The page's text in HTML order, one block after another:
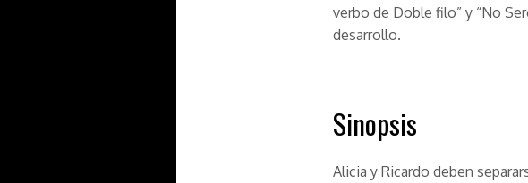
verbo de Doble filo” y “No
desarrollo.
Sinopsis
Alicia y Ricardo deben